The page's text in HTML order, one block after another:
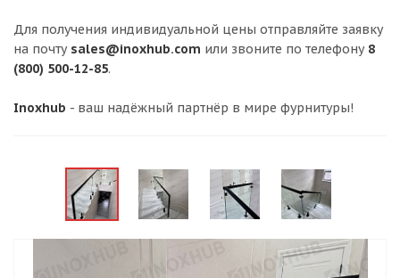
Для получения индивидуальной цены отправляйте заявку
на почту sales@inoxhub.com или звоните по телефону 8
(800) 500-12-85.
Inoxhub - ваш надёжный партнёр в мире фурнитуры!